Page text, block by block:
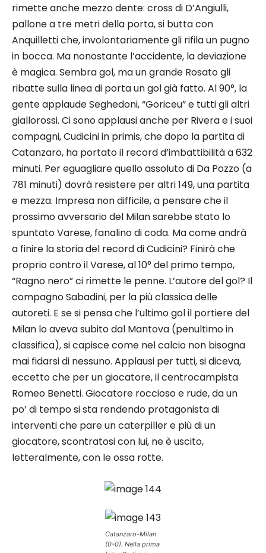
rimette anche mezzo dente: cross di D’Angiulli,
pallone a tre metri della porta, si butta con
Anquilletti che, involontariamente gli rifila un pugno
in bocca. Ma nonostante l’accidente, la deviazione
è magica. Sembra gol, ma un grande Rosato gli
ribatte sulla linea di porta un gol già fatto. Al 90°, la
gente applaude Seghedoni, “Goriceu” e tutti gli altri
giallorossi. Ci sono applausi anche per Rivera e i suoi
compagni, Cudicini in primis, che dopo la partita di
Catanzaro, ha portato il record d’imbattibilità a 632
minuti. Per eguagliare quello assoluto di Da Pozzo (a
781 minuti) dovrà resistere per altri 149, una partita
e mezza. Impresa non difficile, a pensare che il
prossimo avversario del Milan sarebbe stato lo
spuntato Varese, fanalino di coda. Ma come andrà
a finire la storia del record di Cudicini? Finirà che
proprio contro il Varese, al 10° del primo tempo,
“Ragno nero” ci rimette le penne. L’autore del gol? Il
compagno Sabadini, per la più classica delle
autoreti. E se si pensa che l’ultimo gol il portiere del
Milan lo aveva subito dal Mantova (penultimo in
classifica), si capisce come nel calcio non bisogna
mai fidarsi di nessuno. Applausi per tutti, si diceva,
eccetto che per un giocatore, il centrocampista
Romeo Benetti. Giocatore roccioso e rude, da un
po’ di tempo si sta rendendo protagonista di
interventi che pare un caterpiller e più di un
giocatore, scontratosi con lui, ne è uscito,
letteralmente, con le ossa rotte.
Catanzaro-Milan
(0-0). Nella prima